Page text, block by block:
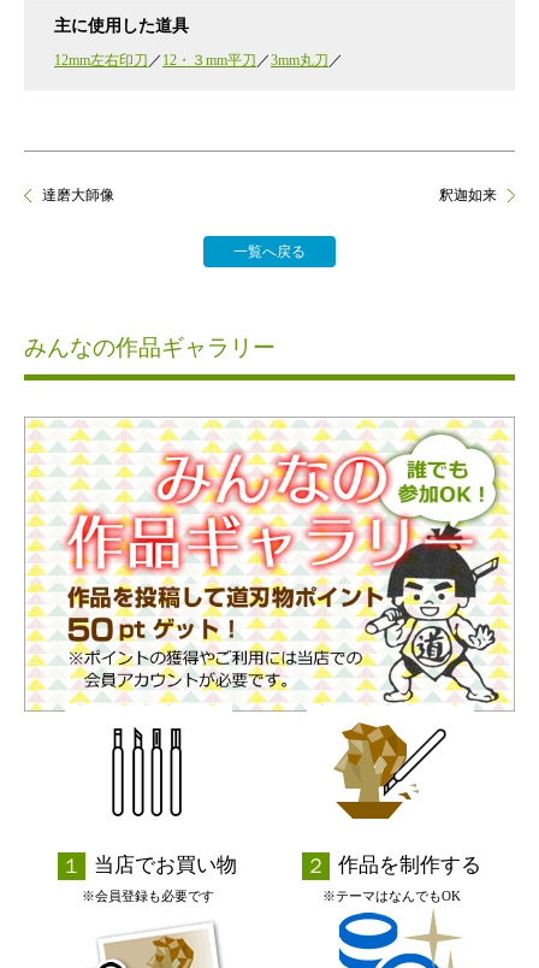
主に使用した道具
12mm左右印刀 12・３mm平刀 3mm丸刀
達磨大師像
一覧へ戻る
釈迦如来
みんなの作品ギャラリー
当店でお買い物
※会員登録も必要です
作品を制作する
※テーマはなんでもOK